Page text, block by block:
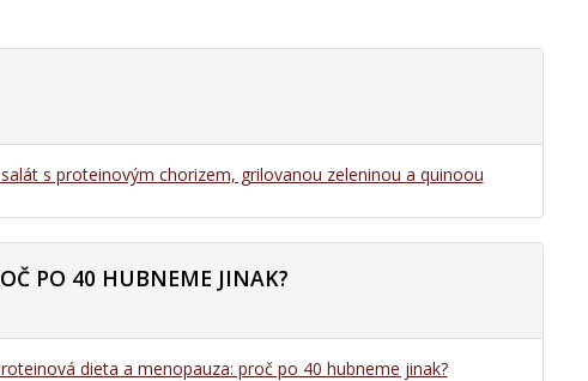
s proteinovým chorizem, grilovanou zeleninou a quinoou
PO 40 HUBNEME JINAK?
dieta a menopauza: proč po 40 hubneme jinak?